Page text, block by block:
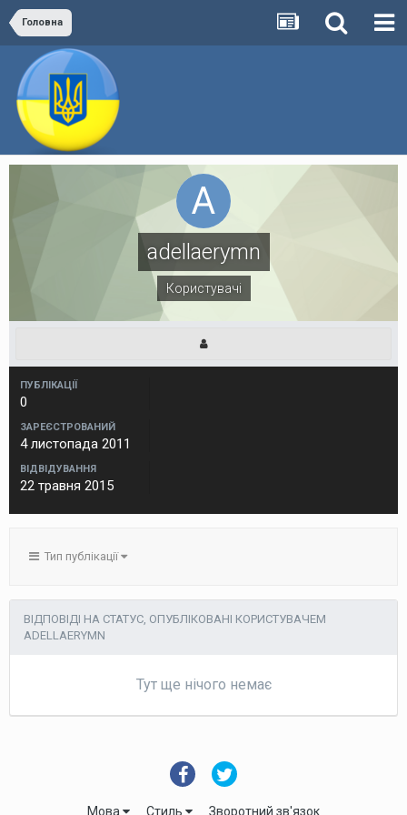
Головна
adellaerymn
Користувачі
ПУБЛІКАЦІЇ
0
ЗАРЕЄСТРОВАНИЙ
4 листопада 2011
ВІДВІДУВАННЯ
22 травня 2015
Тип публікації
ВІДПОВІДІ НА СТАТУС, ОПУБЛІКОВАНІ КОРИСТУВАЧЕМ
ADELLAERYMN
Тут ще нічого немає
Мова Стиль Зворотний зв'язок